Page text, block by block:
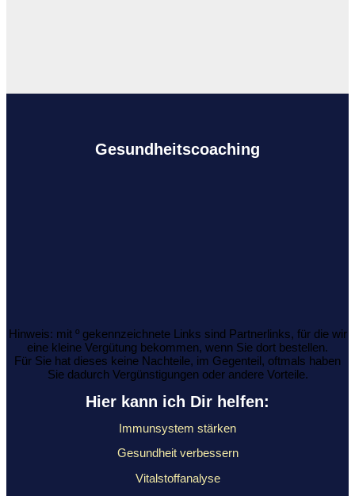
Gesundheitscoaching
Hinweis: mit º gekennzeichnete Links sind Partnerlinks, für die wir
eine kleine Vergütung bekommen, wenn Sie dort bestellen.
Für Sie hat dieses keine Nachteile, im Gegenteil, oftmals haben
Sie dadurch Vergünstigungen oder andere Vorteile.
Hier kann ich Dir helfen:
Immunsystem stärken
Gesundheit verbessern
Vitalstoffanalyse